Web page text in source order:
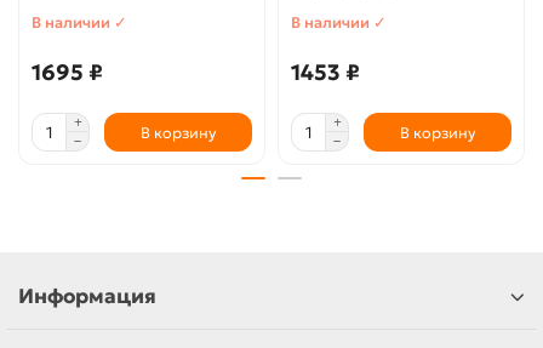
В наличии ✓
1695 ₽
В корзину
В наличии ✓
1453 ₽
В корзину
Информация